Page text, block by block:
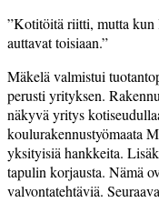
”Kotitöitä riitti, mutta kun
auttavat toisiaan.”
Mäkelä valmistui
perusti yrityksen.
näkyvä yritys
koulurakennustyömaata
yksityisiä hankkeita.
tapulin korjausta. Nämä
valvontatehtäviä.